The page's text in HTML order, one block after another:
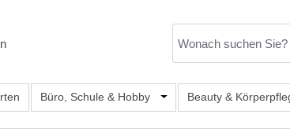
das Dropdown der Kategorie Mode & Accessoires
Büro, Schule & Hobby Öffne oder Schließe das
Beauty &